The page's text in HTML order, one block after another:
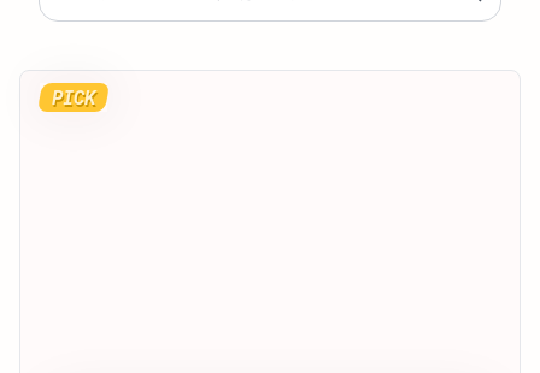
PICK